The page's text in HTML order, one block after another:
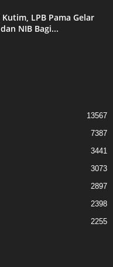
Kutim, LPB Pama Gelar
NIB Bagi...
13567
7387
3441
3073
2897
2398
2255